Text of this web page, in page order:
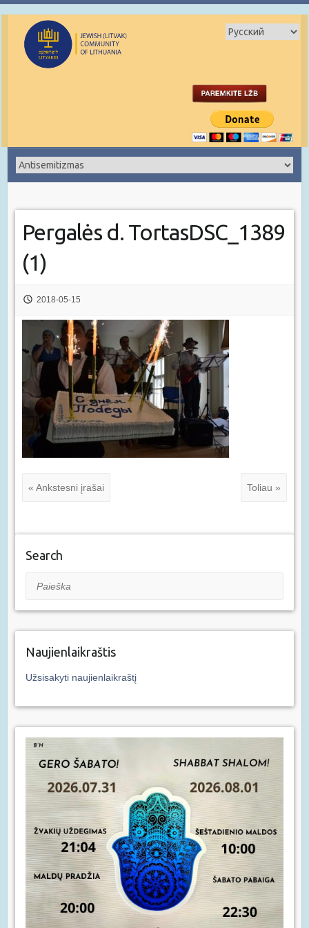
Pergalės d. TortasDSC_1389
(1)
2018-05-15
« Ankstesni įrašai Toliau »
Search
Paieška
Naujienlaikraštis
Užsisakyti naujienlaikraštį